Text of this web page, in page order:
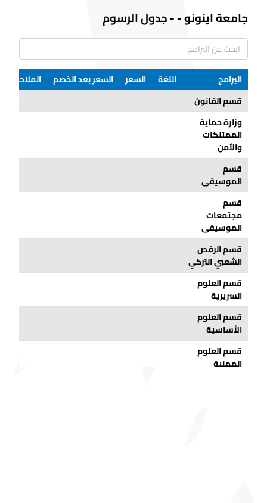
جامعة اينونو-
-جدول الرسوم
البرامج اللغة السعر السعر بعد الخصم
الملاحظات
قسم القانون
وزارة حماية
الممتلكات
والأمن
قسم
الموسيقى
قسم
مجتمعات
الموسيقى
قسم الرقص
الشعبي التركي
قسم العلوم
السريرية
قسم العلوم
الأساسية
قسم العلوم
المهنية